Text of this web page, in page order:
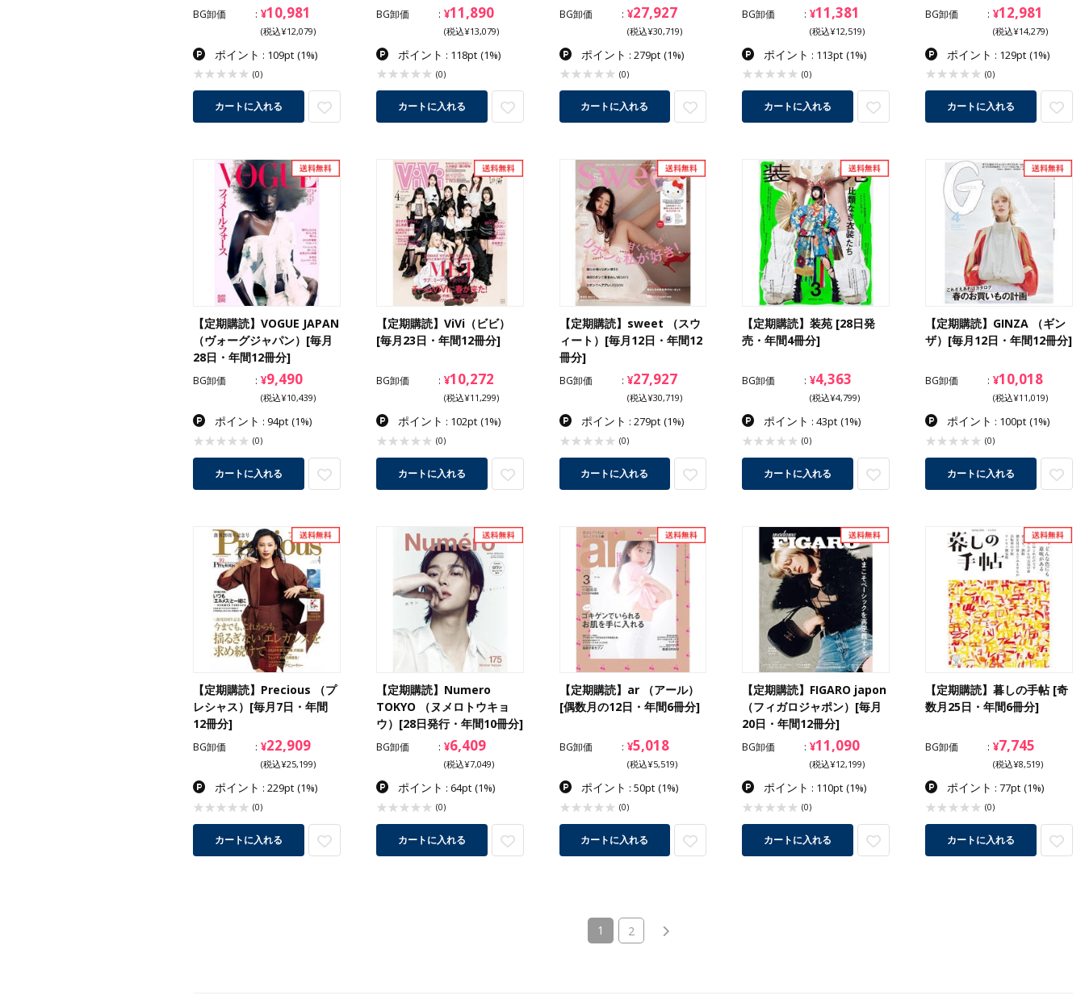
BG卸価 ¥10,981
(税込¥12,079)
ポイント : 109pt (1%)
(0)
カートに入れる
BG卸価 ¥11,890
(税込¥13,079)
ポイント : 118pt (1%)
(0)
カートに入れる
BG卸価 ¥27,927
(税込¥30,719)
ポイント : 279pt (1%)
(0)
カートに入れる
BG卸価 ¥11,381
(税込¥12,519)
ポイント : 113pt (1%)
(0)
カートに入れる
BG卸価 ¥12,981
(税込¥14,279)
ポイント : 129pt (1%)
(0)
カートに入れる
【定期購読】VOGUE JAPAN
（ヴォーグジャパン）[毎月
28日・年間12冊分]
BG卸価 ¥9,490
(税込¥10,439)
ポイント : 94pt (1%)
(0)
カートに入れる
【定期購読】ViVi（ビビ）
[毎月23日・年間12冊分]
BG卸価 ¥10,272
(税込¥11,299)
ポイント : 102pt (1%)
(0)
カートに入れる
【定期購読】sweet （スウ
ィート）[毎月12日・年間12
冊分]
BG卸価 ¥27,927
(税込¥30,719)
ポイント : 279pt (1%)
(0)
カートに入れる
【定期購読】装苑 [28日発
売・年間4冊分]
BG卸価 ¥4,363
(税込¥4,799)
ポイント : 43pt (1%)
(0)
カートに入れる
【定期購読】GINZA （ギン
ザ）[毎月12日・年間12冊分]
BG卸価 ¥10,018
(税込¥11,019)
ポイント : 100pt (1%)
(0)
カートに入れる
【定期購読】Precious （プ
レシャス）[毎月7日・年間
12冊分]
BG卸価 ¥22,909
(税込¥25,199)
ポイント : 229pt (1%)
(0)
カートに入れる
【定期購読】Numero
TOKYO （ヌメロトウキョ
ウ）[28日発行・年間10冊分]
BG卸価 ¥6,409
(税込¥7,049)
ポイント : 64pt (1%)
(0)
カートに入れる
【定期購読】ar （アール）
[偶数月の12日・年間6冊分]
BG卸価 ¥5,018
(税込¥5,519)
ポイント : 50pt (1%)
(0)
カートに入れる
【定期購読】FIGARO japon
（フィガロジャポン）[毎月
20日・年間12冊分]
BG卸価 ¥11,090
(税込¥12,199)
ポイント : 110pt (1%)
(0)
カートに入れる
【定期購読】暮しの手帖 [奇
数月25日・年間6冊分]
BG卸価 ¥7,745
(税込¥8,519)
ポイント : 77pt (1%)
(0)
カートに入れる
1 (current)
2